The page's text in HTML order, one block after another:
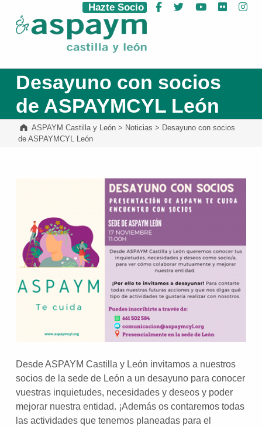
ASPAYM Castilla y León
Hazte Socio Facebook
Twitter YouTube
Flickr
Desayuno con socios
de ASPAYMCYL León
ASPAYM Castilla y León> Noticias > Desayuno con socios
de ASPAYMCYL León
Desde ASPAYM Castilla y León invitamos a nuestros
socios de la sede de León a un desayuno para conocer
vuestras inquietudes, necesidades y deseos y poder
mejorar nuestra entidad. ¡Además os contaremos todas
las actividades que tenemos planeadas para el